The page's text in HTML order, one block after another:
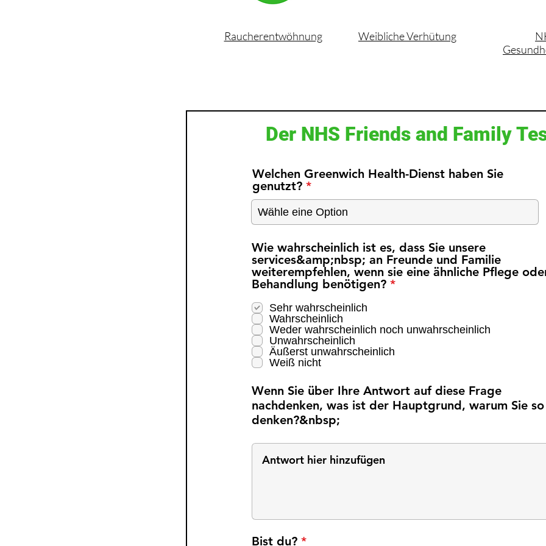
Raucherentwöhnung Weibliche Verhütung
Der NHS Friends and Family
Welchen Greenwich Health-Dienst haben Sie
genutzt?
Wie wahrscheinlich ist es, dass Sie unsere
services&amp;nbsp; an Freunde und Familie
weiterempfehlen, wenn sie eine ähnliche Pflege
Behandlung benötigen? *P
c
l
d
Sehr wahrscheinlich
Wahrscheinlich
Weder wahrscheinlich noch unwahrscheinlich
Unwahrscheinlich
Äußerst unwahrscheinlich
Weiß nicht
Wenn Sie über Ihre Antwort auf diese Frage
nachdenken, was ist der Hauptgrund, warum Sie so
denken?&nbsp;
Bist du? *P